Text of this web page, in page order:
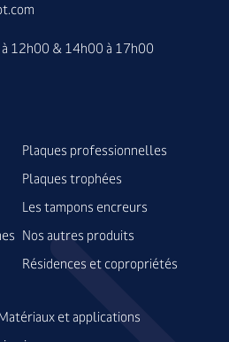
12h00 & 14h00 à 17h00
Plaques professionnelles
Plaques trophées
Les tampons encreurs
Nos autres produits
Résidences et copropriétés
et applications